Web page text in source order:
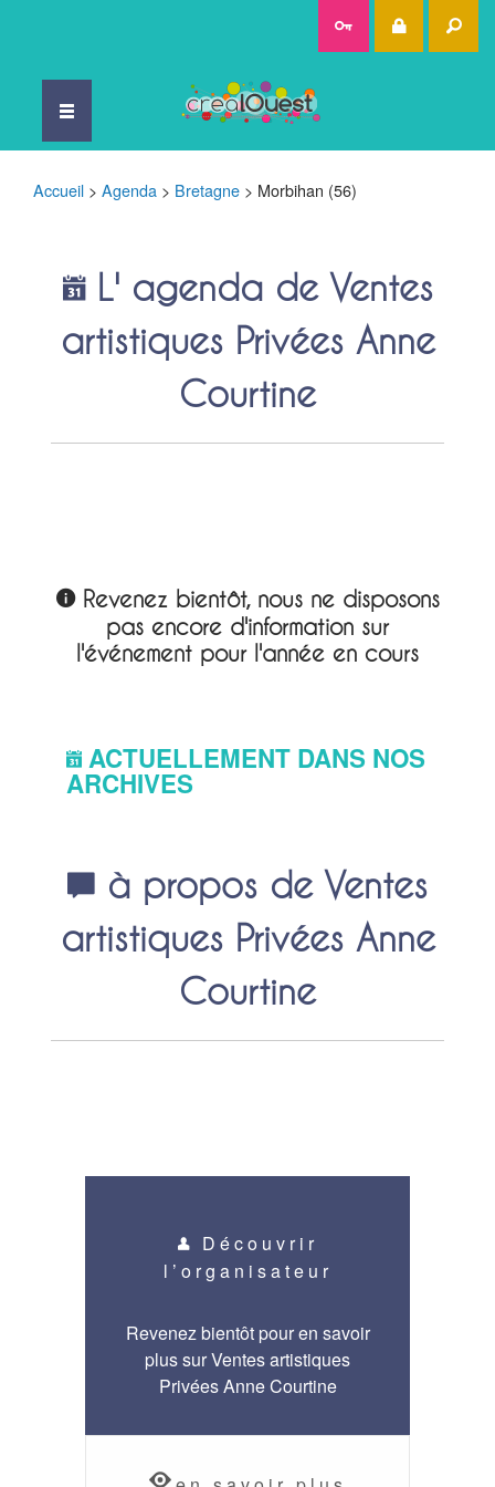
Accueil > Agenda > Bretagne > Morbihan (56)
L' agenda de Ventes
artistiques Privées Anne
Courtine
Revenez bientôt, nous ne disposons
pas encore d'information sur
l'événement pour l'année en cours
ACTUELLEMENT DANS NOS
ARCHIVES
à propos de Ventes
artistiques Privées Anne
Courtine
Découvrir
l’organisateur
Revenez bientôt pour en savoir
plus sur Ventes artistiques
Privées Anne Courtine